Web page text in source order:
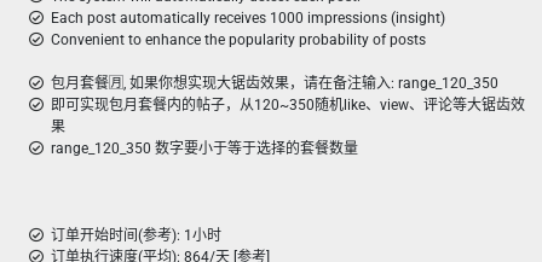
Each post automatically receives 1000 impressions (insight)
Convenient to enhance the popularity probability of posts
包月套餐🈷️, 如果你想实现大锯齿效果，请在备注输入: range_120_350
即可实现包月套餐内的帖子，从120~350随机like、view、评论等大锯齿效
果
range_120_350 数字要小于等于选择的套餐数量
订单开始时间(参考): 1小时
订单执行速度(平均): 864/天 [参考]